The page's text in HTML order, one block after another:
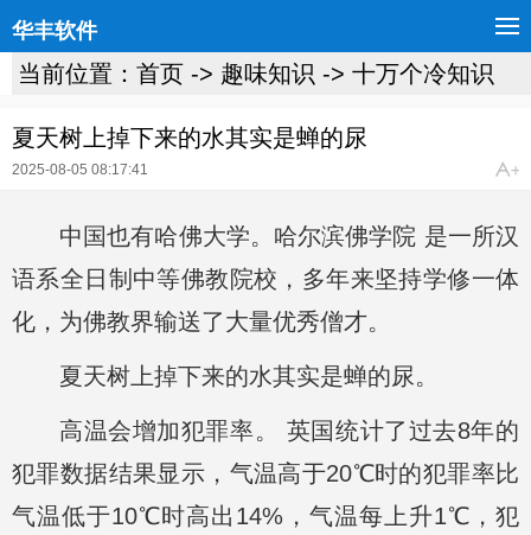
华丰软件
当前位置： 首页 -> 趣味知识 -> 十万个冷知识
夏天树上掉下来的水其实是蝉的尿
2025-08-05 08:17:41
中国也有哈佛大学。哈尔滨佛学院 是一所汉
语系全日制中等佛教院校，多年来坚持学修一体
化，为佛教界输送了大量优秀僧才。
夏天树上掉下来的水其实是蝉的尿。
高温会增加犯罪率。 英国统计了过去8年的
犯罪数据结果显示，气温高于20℃时的犯罪率比
气温低于10℃时高出14%，气温每上升1℃，犯